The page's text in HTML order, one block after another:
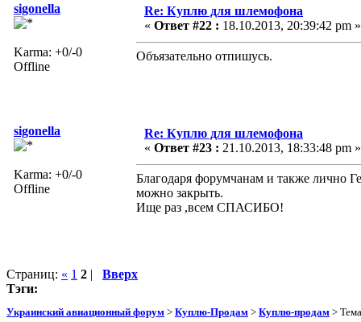
sigonella
Karma: +0/-0
Offline
Re: Куплю для шлемофона
« Ответ #22 : 18.10.2013, 20:39:42 pm »
Объязательно отпишусь.
sigonella
Karma: +0/-0
Offline
Re: Куплю для шлемофона
« Ответ #23 : 21.10.2013, 18:33:48 pm »
Благодаря форумчанам и также лично
можно закрыть.
Ище раз ,всем СПАСИБО!
Страниц: « 1 2 | Вверх
Тэги:
Украинский авиационный форум > Куплю-Продам > Куплю-продам >